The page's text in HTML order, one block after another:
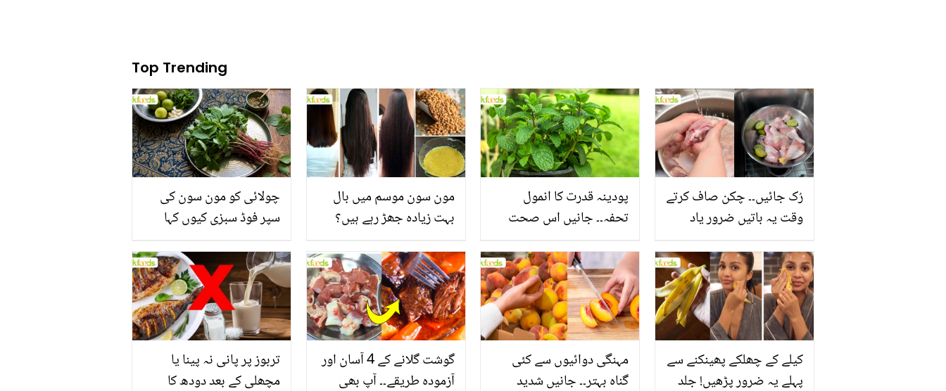
Top Trending
چولائی کو مون سون کی
سپر فوڈ سبزی کیوں کہا
منرلز اور اینٹی آکسیڈنٹس
سے بھرپور اس سبزی کے
فائدے
مون سون موسم میں بال
بہت زیادہ جھڑ رہے ہیں؟
بنانے کے چند قدرتی طریقے
پودینہ قدرت کا انمول
تحفہ۔۔ جانیں اس صحت
انگیز طبی فوائد
رُک جائیں۔۔ چکن صاف کرتے
وقت یہ باتیں ضرور یاد
تربوز پر پانی نہ پینا یا
مچھلی کے بعد دودھ کا
گوشت گلانے کے 4 آسان اور
آزمودہ طریقے۔۔ آپ بھی
مہنگی دوائیوں سے کئی
گناہ بہتر۔۔ جانیں شدید
کیلے کے چھلکے پھینکنے سے
پہلے یہ ضرور پڑھیں! جلد